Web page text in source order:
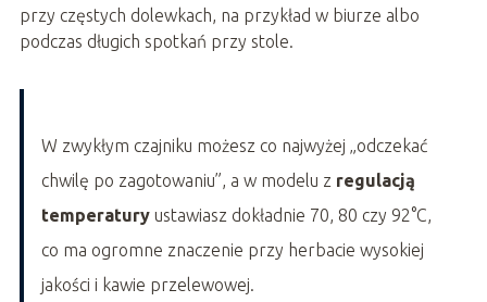
przy częstych dolewkach, na przykład w biurze albo
podczas długich spotkań przy stole.
W zwykłym czajniku możesz co najwyżej „odczekać
chwilę po zagotowaniu”, a w modelu z regulacją
temperaturyustawiasz dokładnie 70, 80 czy 92°C,
co ma ogromne znaczenie przy herbacie wysokiej
jakości i kawie przelewowej.